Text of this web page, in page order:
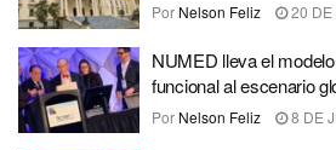
Por Nelson Feliz 20 DE
NUMED lleva el
funcional al escenario
Por Nelson Feliz 8 DE